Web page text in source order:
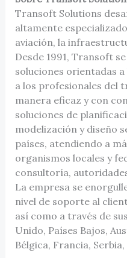
Transoft Solutions
altamente
aviación, la
Desde 1991, Transoft
soluciones orientadas
a los profesionales del
manera eficaz y con
soluciones de
modelización y diseño
países, atendiendo a
organismos locales y
consultoría,
La empresa se
nivel de soporte al
así como a través de
Unido, Países Bajos,
Bélgica, Francia,